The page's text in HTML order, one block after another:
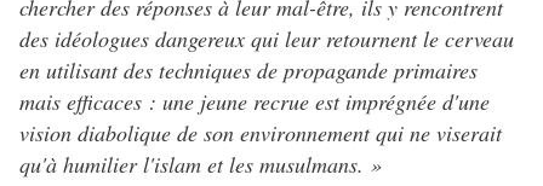
chercher des réponses à leur mal-être, ils y rencontrent
des idéologues dangereux qui leur retournent le cerveau
en utilisant des techniques de propagande primaires
mais efficaces : une jeune recrue est imprégnée d'une
vision diabolique de son environnement qui ne viserait
qu'à humilier l'islam et les musulmans. »